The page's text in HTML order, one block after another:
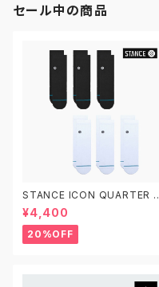
セール中の商品
STANCE ICON QUARTER 3
PACK A356A21IQP スタンス
アイコン クオーター 3足セット
ソックス 靴下
¥4,400
20%OFF